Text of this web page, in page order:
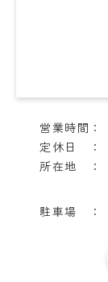
営業時間：
定休日 ：
所在地 ：
駐車場 ：